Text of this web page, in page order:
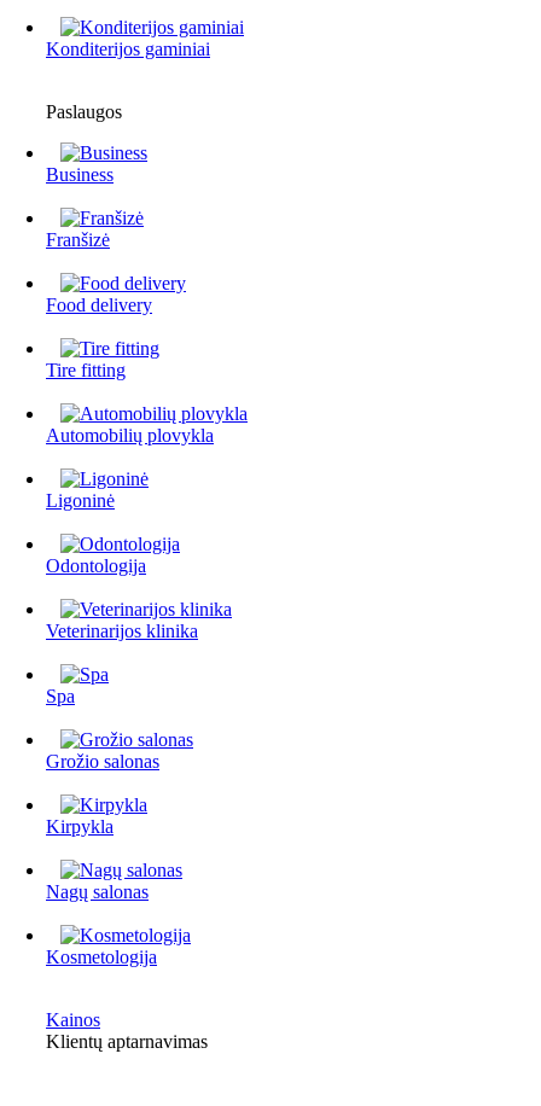
Konditerijos gaminiai
Paslaugos
Business
Franšizė
Food delivery
Tire fitting
Automobilių plovykla
Ligoninė
Odontologija
Veterinarijos klinika
Spa
Grožio salonas
Kirpykla
Nagų salonas
Kosmetologija
Kainos
Klientų aptarnavimas